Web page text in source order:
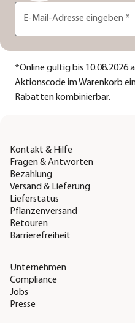
E-Mail-Adresse eingeben *
*Online gültig bis 10.08.2026
Aktionscode im Warenkorb
Rabatten kombinierbar.
Kontakt & Hilfe
Fragen & Antworten
Bezahlung
Versand & Lieferung
Lieferstatus
Pflanzenversand
Retouren
Barrierefreiheit
Unternehmen
Compliance
Jobs
Presse